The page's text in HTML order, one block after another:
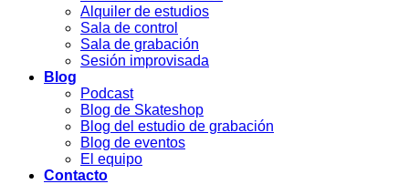
Alquiler de estudios
Sala de control
Sala de grabación
Sesión improvisada
Blog
Podcast
Blog de Skateshop
Blog del estudio de grabación
Blog de eventos
El equipo
Contacto